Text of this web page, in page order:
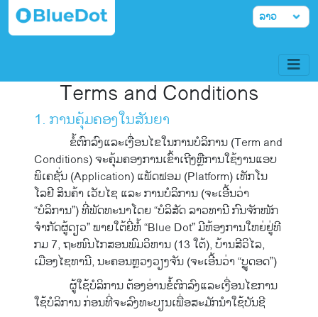
Terms and Conditions
1. ການຄຸ້ມຄອງໃນສັນຍາ
ຂໍ້ຕົກລົງແລະເງື່ອນໄຂໃນການບໍລິການ (Term and
Conditions) ຈະຄຸ້ມຄອງການເຂົ້າເຖີງຫຼືການໃຊ້ງານແອບ
ພິເຄຊັ່ນ (Application) ແພັດຟອມ (Platform) ເທັກໂນ
ໂລຢີ ສິນຄ້າ ເວັບໄຊ ແລະ ການບໍລິການ (ຈະເອີ້ນວ່າ
“ບໍລິການ”) ທີ່ພັດທະນາໂດຍ “ບໍລິສັດ ລາວທານີ ກົນຈັກໜັກ
ຈຳກັດຜູ້ດຽວ” ພາຍໃຕ້ຍີ່ຫໍ້ “Blue Dot” ມີຫ້ອງການໃຫຍ່ຢູ່ທີ
ກມ 7, ຖະໜົນໄກສອນພົມວິຫານ (13 ໃຕ້), ບ້ານສີວິໄລ,
ເມືອງໄຊທານີ, ນະຄອນຫຼວງວຽງຈັນ (ຈະເອີ້ນວ່າ “ບຼູດອດ”)
ຜູ້ໃຊ້ບໍລິການ ຕ້ອງອ່ານຂໍ້ຕົກລົງແລະເງື່ອນໄຂການ
ໃຊ້ບໍລິການ ກ່ອນທີ່ຈະລົງທະບຽນເພື່ອສະມັກນຳໃຊ້ບັນຊີ